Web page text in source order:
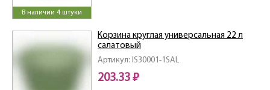
В наличии 4 штуки
Артикул: IS30001-1SAL
Корзина круглая универсальная 22 л
салатовый
203.33 ₽